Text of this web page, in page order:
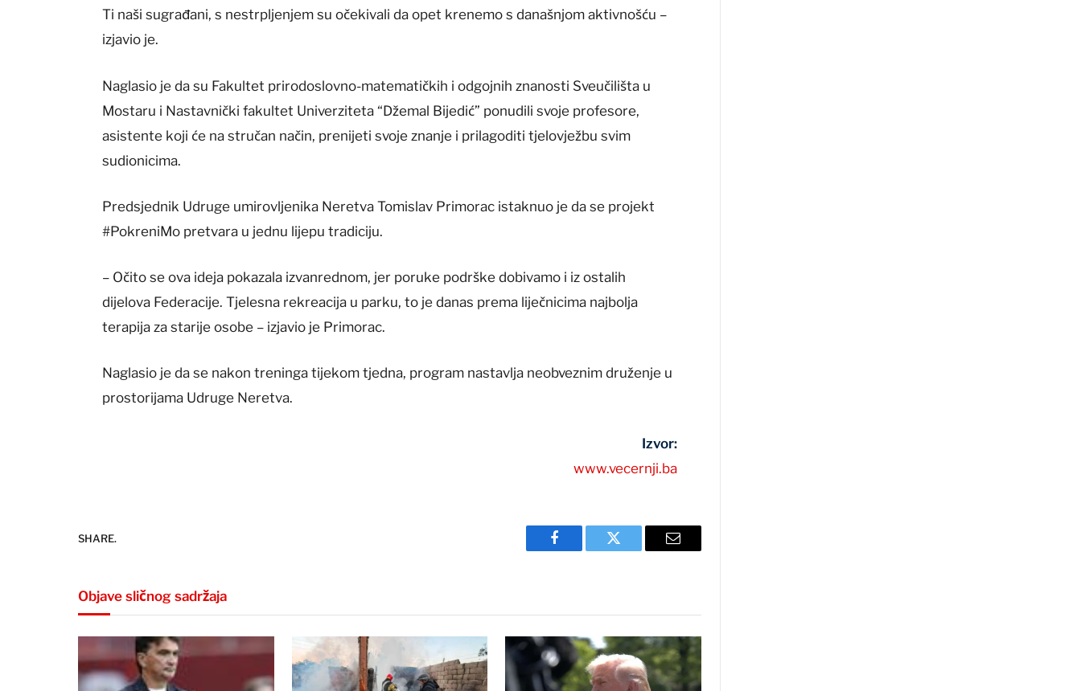
Ti naši sugrađani, s nestrpljenjem su očekivali da opet krenemo s današnjom aktivnošću –
izjavio je.
Naglasio je da su Fakultet prirodoslovno-matematičkih i odgojnih znanosti Sveučilišta u
Mostaru i Nastavnički fakultet Univerziteta “Džemal Bijedić” ponudili svoje profesore,
asistente koji će na stručan način, prenijeti svoje znanje i prilagoditi tjelovježbu svim
sudionicima.
Predsjednik Udruge umirovljenika Neretva Tomislav Primorac istaknuo je da se projekt
#PokreniMo pretvara u jednu lijepu tradiciju.
– Očito se ova ideja pokazala izvanrednom, jer poruke podrške dobivamo i iz ostalih
dijelova Federacije. Tjelesna rekreacija u parku, to je danas prema liječnicima najbolja
terapija za starije osobe – izjavio je Primorac.
Naglasio je da se nakon treninga tijekom tjedna, program nastavlja neobveznim druženje u
prostorijama Udruge Neretva.
Izvor:
www.vecernji.ba
SHARE.
Facebook Twitter Email
Objave sličnog sadržaja